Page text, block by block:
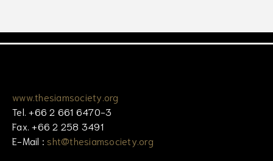
www.thesiamsociety.org
Tel. +66 2 661 6470-3
Fax. +66 2 258 3491
E-Mail : sht@thesiamsociety.org